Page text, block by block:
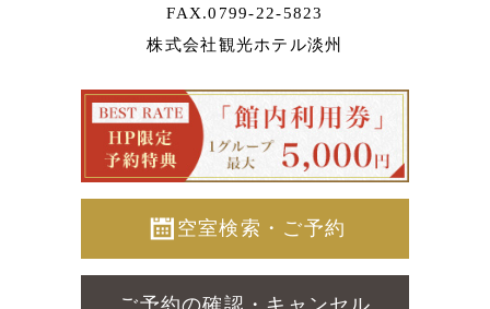
FAX.0799-22-5823
株式会社観光ホテル淡州
空室検索・ご予約